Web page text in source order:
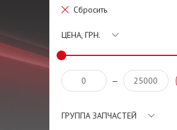
Сбросить
ЦЕНА, ГРН.
—
ГРУППА ЗАПЧАСТЕЙ